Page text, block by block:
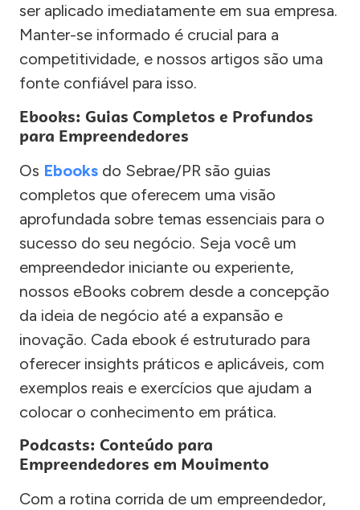
ser aplicado imediatamente em sua empresa.
Manter-se informado é crucial para a
competitividade, e nossos artigos são uma
fonte confiável para isso.
Ebooks: Guias Completos e Profundos
para Empreendedores
Os Ebooks do Sebrae/PR são guias
completos que oferecem uma visão
aprofundada sobre temas essenciais para o
sucesso do seu negócio. Seja você um
empreendedor iniciante ou experiente,
nossos eBooks cobrem desde a concepção
da ideia de negócio até a expansão e
inovação. Cada ebook é estruturado para
oferecer insights práticos e aplicáveis, com
exemplos reais e exercícios que ajudam a
colocar o conhecimento em prática.
Podcasts: Conteúdo para
Empreendedores em Movimento
Com a rotina corrida de um empreendedor,